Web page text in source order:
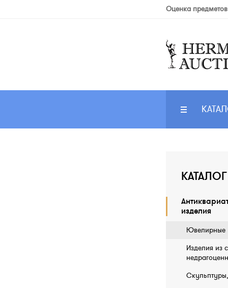
Оценка
изделия
Ювелирные
Изделия из